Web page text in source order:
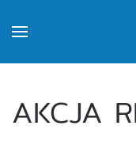
AKCJA